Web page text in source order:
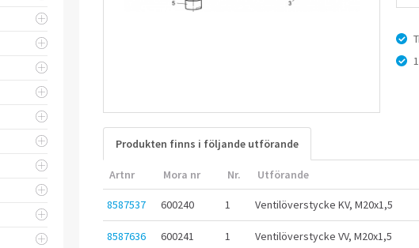
Produkten finns i följande utförande
Artnr Mora nr Nr. Utförande
8587537 600240 1 Ventilöverstycke KV, M20x1,5
8587636 600241 1 Ventilöverstycke VV, M20x1,5